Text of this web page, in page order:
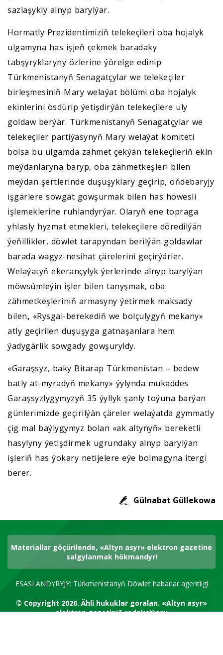
sazlaşykly alnyp barylýar.
Hormatly Prezidentimiziň telekeçileri oba hojalyk
ulgamyna has işjeň çekmek baradaky
tabşyryklaryny özlerine ýörelge edinip
Türkmenistanyň Senagatçylar we telekeçiler
birleşmesiniň Mary welaýat bölümi oba hojalyk
ekinlerini ösdürip ýetişdirýän telekeçilere uly
goldaw berýär. Türkmenistanyň Senagatçylar we
telekeçiler partiýasynyň Mary welaýat komiteti
bolsa bu ulgamda zähmet çekýän telekeçileriň ekin
meýdanlaryna baryp, oba zähmetkeşleri bilen
meýdan şertlerinde duşuşyklary geçirip, öňdebaryjy
işgärlere sowgat gowşurmak bilen has höwesli
işlemeklerine ruhlandyrýar. Olaryň ene topraga
yhlasly hyzmat etmekleri, telekeçilere döredilýän
ýeňillikler, döwlet tarapyndan berilýän goldawlar
barada wagyz-nesihat çärelerini geçirýärler.
Welaýatyň ekerançylyk ýerlerinde alnyp barylýan
möwsümleýin işler bilen tanyşmak, oba
zähmetkeşleriniň armasyny ýetirmek maksady
bilen, «Rysgal-berekediň we bolçulygyň mekany»
atly geçirilen duşuşyga gatnaşanlara hem
ýadygärlik sowgady gowşuryldy.
«Garaşsyz, baky Bitarap Türkmenistan – bedew
batly at-myradyň mekany» ýylynda mukaddes
Garaşsyzlygymyzyň 35 ýyllyk şanly toýuna barýan
günlerimizde geçirilýän çäreler welaýatda gymmatly
çig mal baýlygymyz bolan «ak altynyň» bereketli
hasylyny ýetişdirmek ugrundaky alnyp barylýan
işleriň has ýokary netijelere eýe bolmagyna itergi
berer.
Gülnabat Güllekowa
Materiallar göçürilende, «Altyn asyr» elektron gazetine
salgylanmak hökmandyr!
ESASLANDYRYJY: Türkmenistanyň Döwlet habarlar agentligi
© Copyright 2026. Ähli hukuklar goralan. «Altyn asyr»
elektron gazetiniň redaksiýasy